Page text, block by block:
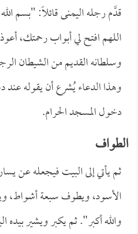
قدَّم رجله اليمنى قائلاً: "بسم
اللهم افتح لي أبواب رحمتك،
وسلطانه القديم من الشيطان
وهذا الدعاء يُشرع أن يقوله
دخول المسجد الحرام.
الطواف
ثم يأتي إلى البيت فيجعله عن
الأسود، ويطوف سبعة أشواط،
والله أكبر". ثم يكبر ويشير بيده